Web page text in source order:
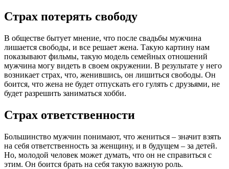
Страх потерять свободу
В обществе бытует мнение, что после свадьбы мужчина
лишается свободы, и все решает жена. Такую картину нам
показывают фильмы, такую модель семейных отношений
мужчина могу видеть в своем окружении. В результате у него
возникает страх, что, женившись, он лишиться свободы. Он
боится, что жена не будет отпускать его гулять с друзьями, не
будет разрешить заниматься хобби.
Страх ответственности
Большинство мужчин понимают, что жениться – значит взять
на себя ответственность за женщину, и в будущем – за детей.
Но, молодой человек может думать, что он не справиться с
этим. Он боится брать на себя такую важную роль.